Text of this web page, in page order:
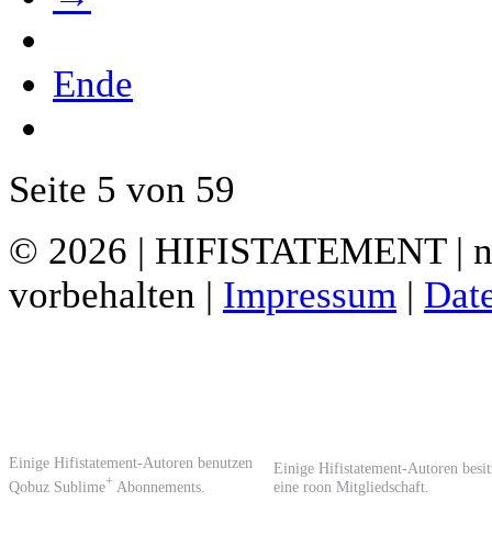
Ende
Seite 5 von 59
© 2026 | HIFISTATEMENT |
vorbehalten | Impressum |
Einige Hifistatement-Autoren benutzen
Qobuz Sublime+ Abonnements.
Einige Hifistatement-Autoren
eine roon Mitgliedschaft.